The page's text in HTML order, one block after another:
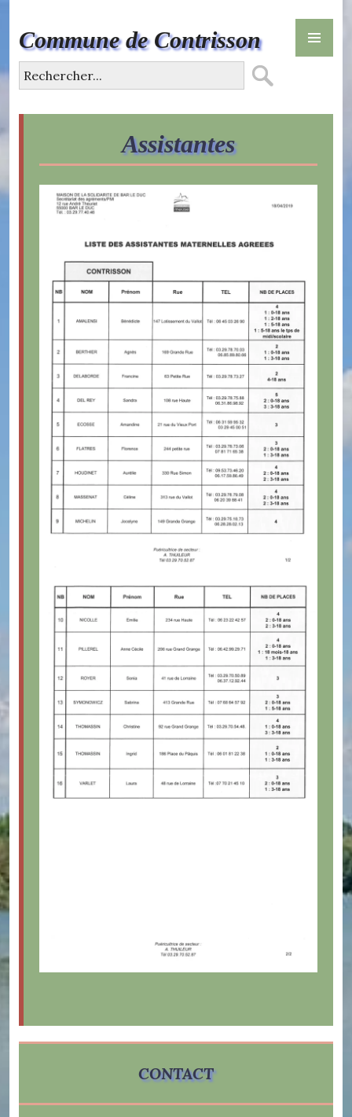
content
Commune de Contrisson
Assistantes
CONTACT